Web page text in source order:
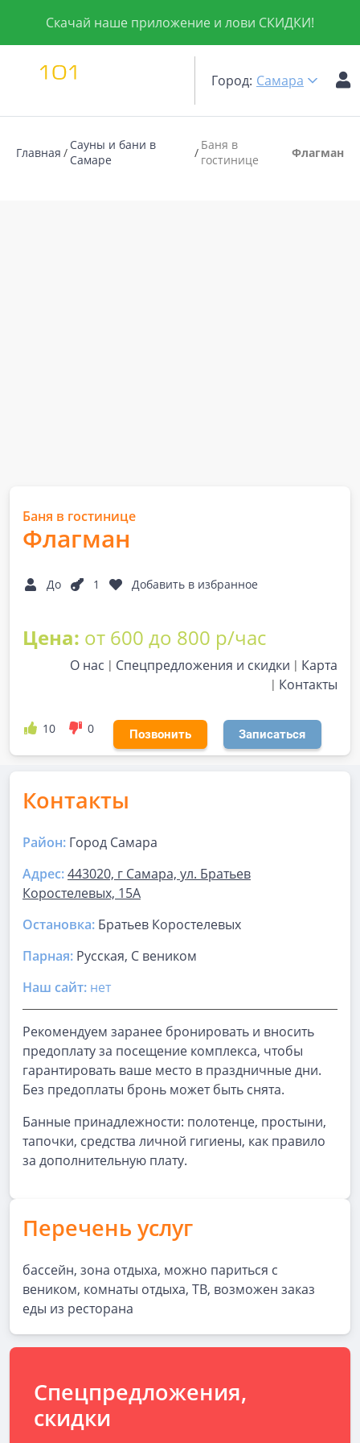
Скачай наше приложение и лови СКИДКИ!
Город: Самара
Главная
Сауны и бани в
Самаре
Баня в
гостинице
Флагман
Баня в гостинице
Флагман
До 1 Добавить в избранное
Цена: от 600 до 800 р/час
О нас Спецпредложения и скидки
Карта
Контакты
10 0 Позвонить Записаться
Контакты
Район: Город Самара
Адрес:443020, г Самара, ул. Братьев
Коростелевых, 15А
Остановка: Братьев Коростелевых
Парная: Русская, С веником
Наш сайт: нет
Рекомендуем заранее бронировать и вносить
предоплату за посещение комплекса, чтобы
гарантировать ваше место в праздничные дни.
Без предоплаты бронь может быть снята.
Банные принадлежности: полотенце, простыни,
тапочки, средства личной гигиены, как правило
за дополнительную плату.
Перечень услуг
бассейн, зона отдыха, можно париться с
веником, комнаты отдыха, ТВ, возможен заказ
еды из ресторана
Спецпредложения,
скидки